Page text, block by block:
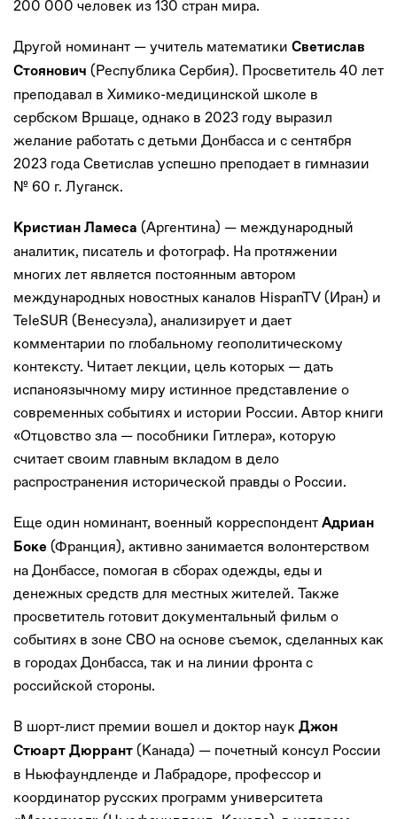
200 000 человек из 130 стран мира.
Другой номинант — учитель математики Светислав
Стоянович (Республика Сербия). Просветитель 40 лет
преподавал в Химико-медицинской школе в
сербском Вршаце, однако в 2023 году выразил
желание работать с детьми Донбасса и с сентября
2023 года Светислав успешно преподает в гимназии
№ 60 г. Луганск.
Кристиан Ламеса (Аргентина) — международный
аналитик, писатель и фотограф. На протяжении
многих лет является постоянным автором
международных новостных каналов HispanTV (Иран) и
TeleSUR (Венесуэла), анализирует и дает
комментарии по глобальному геополитическому
контексту. Читает лекции, цель которых — дать
испаноязычному миру истинное представление о
современных событиях и истории России. Автор книги
«Отцовство зла — пособники Гитлера», которую
считает своим главным вкладом в дело
распространения исторической правды о России.
Еще один номинант, военный корреспондент Адриан
Боке (Франция), активно занимается волонтерством
на Донбассе, помогая в сборах одежды, еды и
денежных средств для местных жителей. Также
просветитель готовит документальный фильм о
событиях в зоне СВО на основе съемок, сделанных как
в городах Донбасса, так и на линии фронта с
российской стороны.
В шорт-лист премии вошел и доктор наук Джон
Стюарт Дюррант (Канада) — почетный консул России
в Ньюфаундленде и Лабрадоре, профессор и
координатор русских программ университета